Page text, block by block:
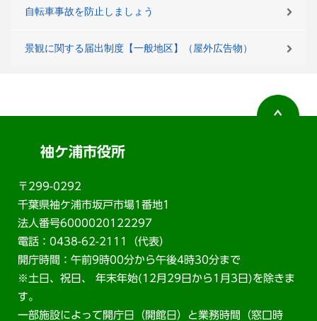
自転車事故を防止しましょう
景観に関する届出制度【一般地区】（屋外広告物）
袖ケ浦市役所
〒299-0292
千葉県袖ケ浦市坂戸市場1番地1
法人番号6000020122297
電話：0438-62-2111（代表）
開庁時間：午前9時00分から午後4時30分まで
※土日、祝日、 年末年始(12月29日から1月3日)を除きま
す。
一部施設によって開庁日（開館日）と業務時間（窓口時